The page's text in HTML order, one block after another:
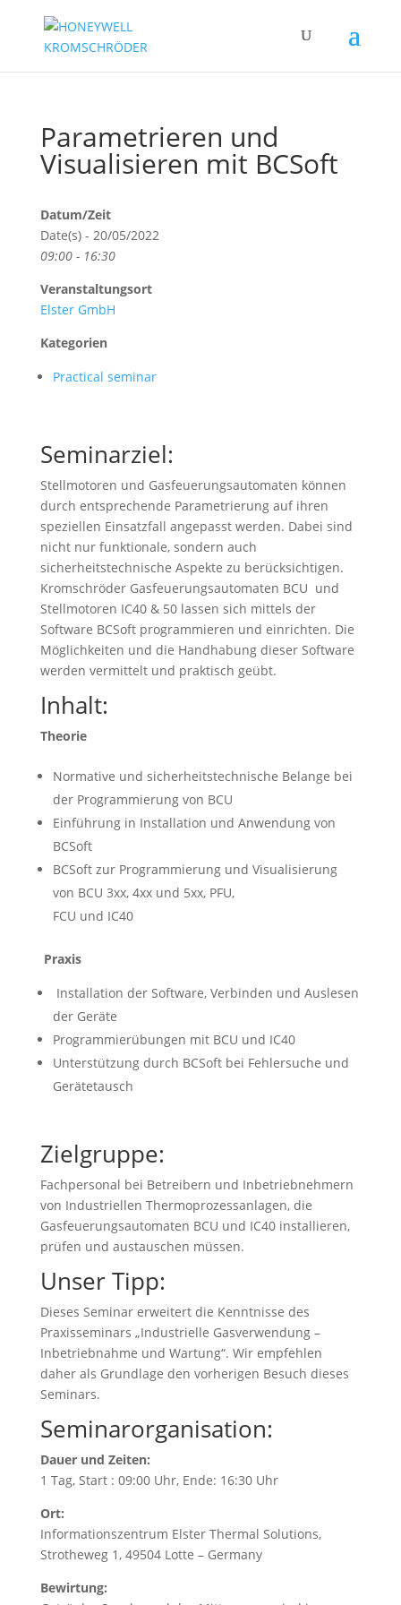
Parametrieren und
Visualisieren mit BCSoft
Datum/Zeit
Date(s) - 20/05/2022
09:00 - 16:30
Veranstaltungsort
Elster GmbH
Kategorien
Practical seminar
Seminarziel:
Stellmotoren und Gasfeuerungsautomaten können
durch entsprechende Parametrierung auf ihren
speziellen Einsatzfall angepasst werden. Dabei sind
nicht nur funktionale, sondern auch
sicherheitstechnische Aspekte zu berücksichtigen.
Kromschröder Gasfeuerungsautomaten BCU und
Stellmotoren IC40 & 50 lassen sich mittels der
Software BCSoft programmieren und einrichten. Die
Möglichkeiten und die Handhabung dieser Software
werden vermittelt und praktisch geübt.
Inhalt:
Theorie
Normative und sicherheitstechnische Belange bei
der Programmierung von BCU
Einführung in Installation und Anwendung von
BCSoft
BCSoft zur Programmierung und Visualisierung
von BCU 3xx, 4xx und 5xx, PFU,
FCU und IC40
Praxis
Installation der Software, Verbinden und Auslesen
der Geräte
Programmierübungen mit BCU und IC40
Unterstützung durch BCSoft bei Fehlersuche und
Gerätetausch
Zielgruppe:
Fachpersonal bei Betreibern und Inbetriebnehmern
von Industriellen Thermoprozessanlagen, die
Gasfeuerungsautomaten BCU und IC40 installieren,
prüfen und austauschen müssen.
Unser Tipp:
Dieses Seminar erweitert die Kenntnisse des
Praxisseminars „Industrielle Gasverwendung –
Inbetriebnahme und Wartung“. Wir empfehlen
daher als Grundlage den vorherigen Besuch dieses
Seminars.
Seminarorganisation:
Dauer und Zeiten:
1 Tag, Start : 09:00 Uhr, Ende: 16:30 Uhr
Ort:
Informationszentrum Elster Thermal Solutions,
Strotheweg 1, 49504 Lotte – Germany
Bewirtung: